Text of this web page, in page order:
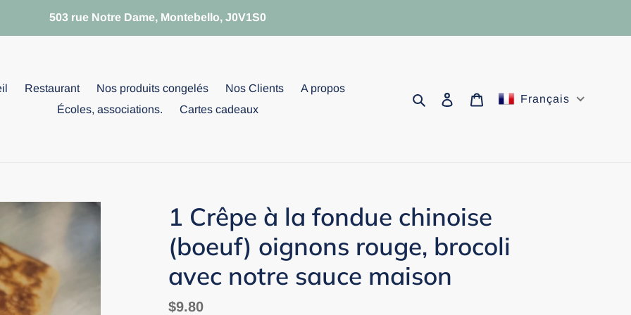
503 rue Notre Dame, Montebello, J0V1S0
Restaurant Nos produits congelés Nos Clients
A propos
Écoles, associations.
Cartes cadeaux
RechercherSe connecter
Panier Français
1 Crêpe à la fondue chinoise
(boeuf) oignons rouge, brocoli
avec notre sauce maison
Prix
$9.80